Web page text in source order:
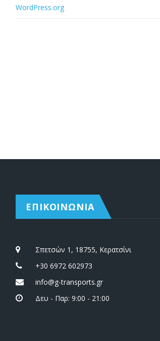
WordPress.org
ΕΠΙΚΟΙΝΩΝΙΑ
Σπετσών 1, 18755, Κερατσίνι
+30 6972 602973
info@g-transports.gr
Δευ - Παρ: 9:00 - 21:00